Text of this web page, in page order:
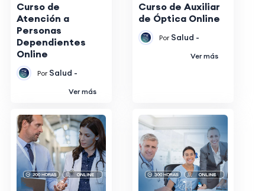
Curso de
Atención a
Personas
Dependientes
Online
Por Salud -
Ver más
Curso de Auxiliar
de Óptica Online
Por Salud -
Ver más